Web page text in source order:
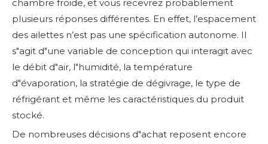
chambre froide, et vous recevrez probablement
plusieurs réponses différentes. En effet, l’espacement
des ailettes n’est pas une spécification autonome. Il
s"agit d"une variable de conception qui interagit avec
le débit d"air, l"humidité, la température
d"évaporation, la stratégie de dégivrage, le type de
réfrigérant et même les caractéristiques du produit
stocké.
De nombreuses décisions d"achat reposent encore